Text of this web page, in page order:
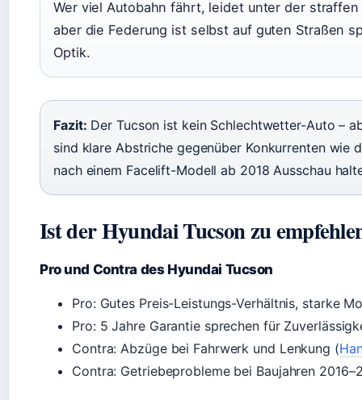
Wer viel Autobahn fährt, leidet unter der
aber die Federung ist selbst auf guten Straßen
Optik.
Fazit: Der Tucson ist kein Schlechtwetter-Auto –
sind klare Abstriche gegenüber Konkurrenten wie
nach einem Facelift-Modell ab 2018 Ausschau
Ist der Hyundai Tucson zu
Pro und Contra des Hyundai Tucson
Pro: Gutes Preis-Leistungs-Verhältnis, starke
Pro: 5 Jahre Garantie sprechen für
Contra: Abzüge bei Fahrwerk und Lenkung (
Contra: Getriebeprobleme bei Baujahren